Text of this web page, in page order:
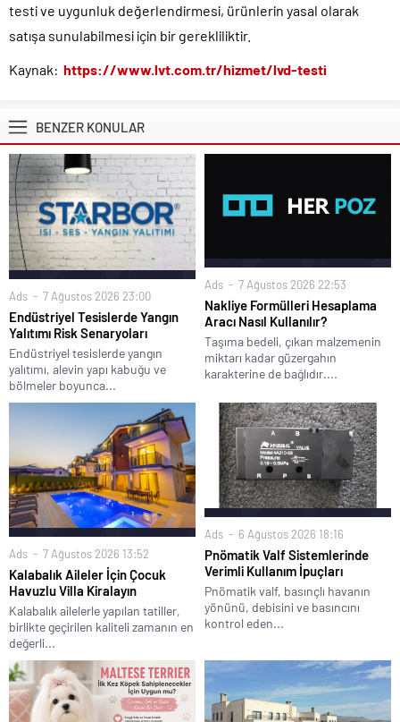
testi ve uygunluk değerlendirmesi, ürünlerin yasal olarak
satışa sunulabilmesi için bir gerekliliktir.
Kaynak: https://www.lvt.com.tr/hizmet/lvd-testi
BENZER KONULAR
Ads 7 Ağustos 2026 23:00
Endüstriyel Tesislerde Yangın
Yalıtımı Risk Senaryoları
Endüstriyel tesislerde yangın
yalıtımı, alevin yapı kabuğu ve
bölmeler boyunca...
Ads 7 Ağustos 2026 22:53
Nakliye Formülleri Hesaplama
Aracı Nasıl Kullanılır?
Taşıma bedeli, çıkan malzemenin
miktarı kadar güzergahın
karakterine de bağlıdır....
Ads 7 Ağustos 2026 13:52
Kalabalık Aileler İçin Çocuk
Havuzlu Villa Kiralayın
Kalabalık ailelerle yapılan tatiller,
birlikte geçirilen kaliteli zamanın en
değerli...
Ads 6 Ağustos 2026 18:16
Pnömatik Valf Sistemlerinde
Verimli Kullanım İpuçları
Pnömatik valf, basınçlı havanın
yönünü, debisini ve basıncını
kontrol eden...